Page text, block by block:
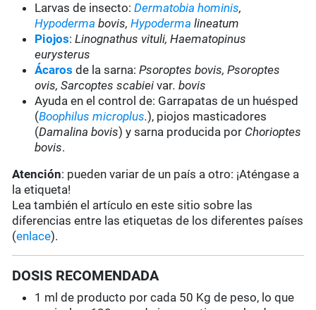
Larvas de insecto:Dermatobia hominis,
Hypoderma bovis,Hypoderma lineatum
Piojos:Linognathus vituli, Haematopinus
eurysterus
Ácaros de la sarna:Psoroptes bovis, Psoroptes
ovis, Sarcoptes scabiei var. bovis
Ayuda en el control de: Garrapatas de un huésped
(Boophilus microplus.), piojos masticadores
(Damalina bovis) y sarna producida por Chorioptes
bovis.
Atención: pueden variar de un país a otro: ¡Aténgase a
la etiqueta!
Lea también el artículo en este sitio sobre las
diferencias entre las etiquetas de los diferentes países
(enlace).
DOSIS RECOMENDADA
1 ml de producto por cada 50 Kg de peso, lo que